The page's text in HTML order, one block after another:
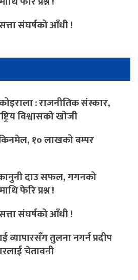
संघर्षको आँधी !
: राजनीतिक संस्कार,
विश्वासको खोजी
१० लाखको बम्पर
दाउ सफल, गगनको
फेरि प्रश्न !
संघर्षको आँधी !
व्यापारसँग तुलना नगर्न प्रदीप
चेतावनी